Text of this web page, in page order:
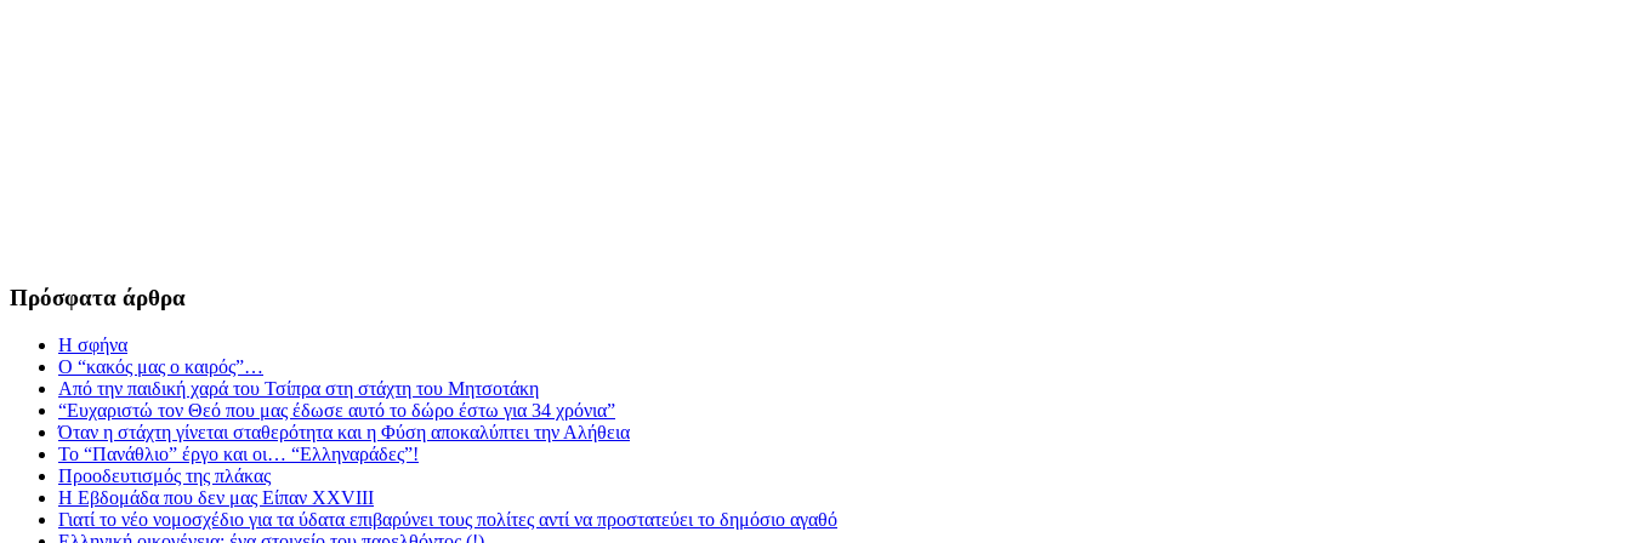
Πρόσφατα άρθρα
Η σφήνα
Ο “κακός μας ο καιρός”…
Από την παιδική χαρά του Τσίπρα στη στάχτη του Μητσοτάκη
“Ευχαριστώ τον Θεό που μας έδωσε αυτό το δώρο έστω για 34 χρόνια”
Όταν η στάχτη γίνεται σταθερότητα και η Φύση αποκαλύπτει την Αλήθεια
Το “Πανάθλιο” έργο και οι… “Ελληναράδες”!
Προοδευτισμός της πλάκας
Η Εβδομάδα που δεν μας Είπαν XXVIII
Γιατί το νέο νομοσχέδιο για τα ύδατα επιβαρύνει τους πολίτες αντί να προστατεύει το δημόσιο αγαθό